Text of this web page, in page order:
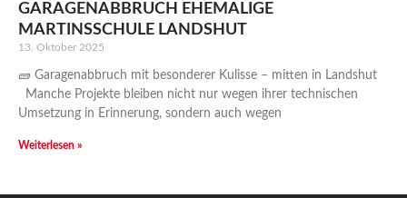
GARAGENABBRUCH EHEMALIGE
MARTINSSCHULE LANDSHUT
13. Oktober 2025
🧱 Garagenabbruch mit besonderer Kulisse – mitten in Landshut
Manche Projekte bleiben nicht nur wegen ihrer technischen
Umsetzung in Erinnerung, sondern auch wegen
Weiterlesen »